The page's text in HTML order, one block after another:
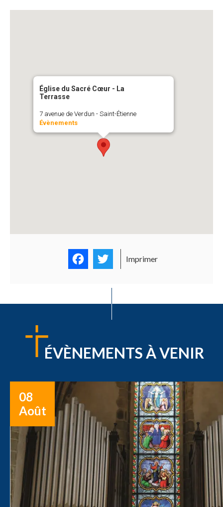
Église du Sacré Cœur - La
Terrasse
7 avenue de Verdun - Saint-Étienne
Évènements
FacebookTwitter
Imprimer
ÉVÈNEMENTS À VENIR
08
Août